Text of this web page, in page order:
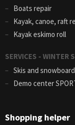
Boats repair
Kayak, canoe, raft
Kayak eskimo roll
SERVICES - WINTER
Skis and
Demo center
Shopping helper